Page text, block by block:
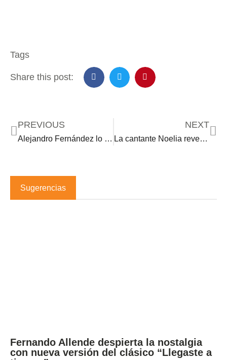
Tags
Share this post:
PREVIOUS
Alejandro Fernández lo hace de nuevo y desata controversia ¿qué hizo esta vez?
NEXT
La cantante Noelia revela que será mamá via vientre de alquiler
Sugerencias
Fernando Allende despierta la nostalgia
con nueva versión del clásico “Llegaste a